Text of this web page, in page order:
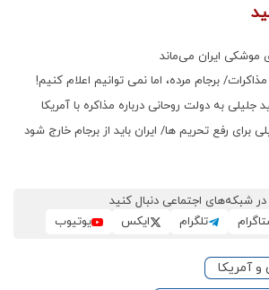
موشکی ایران می‌ماند
مذاکرات/ برجام مرده، اما نمی توانیم اعلام کنیم!
جلیلی به دولت روحانی درباره مذاکره با آمریکا
برای رفع تحریم ها/ ایران باید از برجام خارج شود
در شبکه‌های اجتماعی دنبال کنید
تلگرام ایکس یوتیوب
و آمریکا